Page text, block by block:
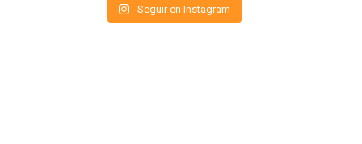
Seguir en Instagram